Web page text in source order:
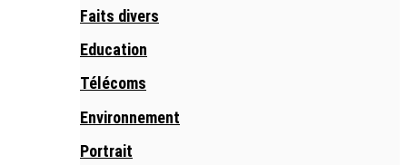
Faits divers
Education
Télécoms
Environnement
Portrait